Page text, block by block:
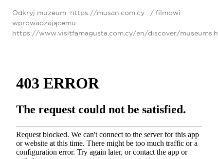
Odkryj muzeum https://musan.com.cy / filmowi
wprowadzającemu:
https://www.visitfamagusta.com.cy/en/discover/